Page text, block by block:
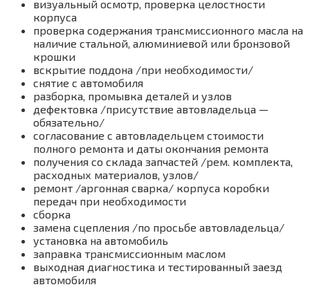
визуальный осмотр, проверка целостности
корпуса
проверка содержания трансмиссионного масла на
наличие стальной, алюминиевой или бронзовой
крошки
вскрытие поддона /при необходимости/
снятие с автомобиля
разборка, промывка деталей и узлов
дефектовка /присутствие автовладельца —
обязательно/
согласование с автовладельцем стоимости
полного ремонта и даты окончания ремонта
получения со склада запчастей /рем. комплекта,
расходных материалов, узлов/
ремонт /аргонная сварка/ корпуса коробки
передач при необходимости
сборка
замена сцепления /по просьбе автовладельца/
установка на автомобиль
заправка трансмиссионным маслом
выходная диагностика и тестированный заезд
автомобиля